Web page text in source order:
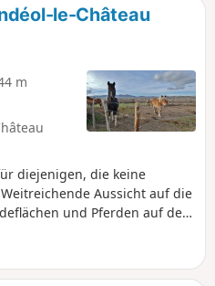
le-Château
m
diejenigen, die keine
Aussicht auf die
und Pferden auf dem